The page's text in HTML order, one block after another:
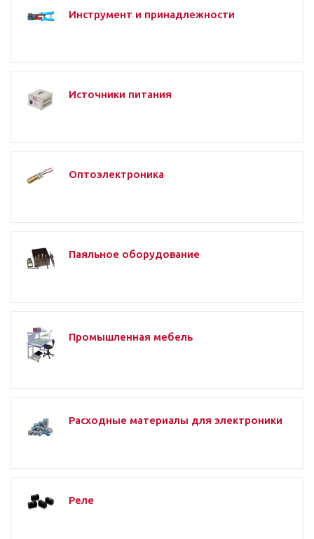
Инструмент и принадлежности
Источники питания
Оптоэлектроника
Паяльное оборудование
Промышленная мебель
Расходные материалы для электроники
Реле